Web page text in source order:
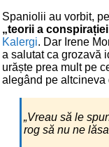
Spaniolii au vorbit,
„teorii a
Kalergi. Dar Irene
a salutat ca grozavă
urăște prea mult pe
alegând pe altcineva
„Vreau să le
rog să nu ne